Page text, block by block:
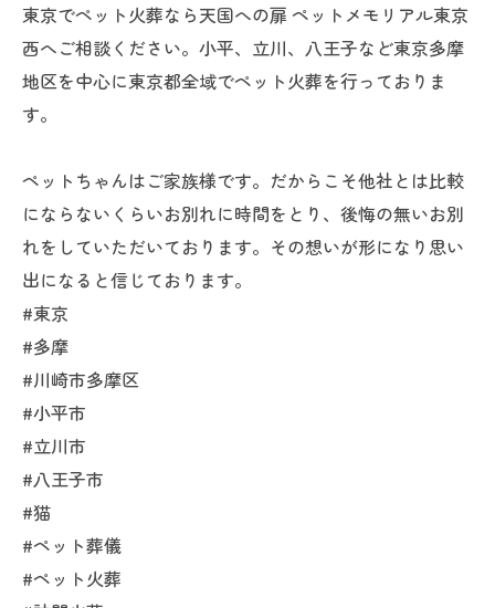
東京でペット火葬なら天国への扉 ペットメモリアル東京
西へご相談ください。小平、立川、八王子など東京多摩
地区を中心に東京都全域でペット火葬を行っておりま
す。
ペットちゃんはご家族様です。だからこそ他社とは比較
にならないくらいお別れに時間をとり、後悔の無いお別
れをしていただいております。その想いが形になり思い
出になると信じております。
#東京
#多摩
#川崎市多摩区
#小平市
#立川市
#八王子市
#猫
#ペット葬儀
#ペット火葬